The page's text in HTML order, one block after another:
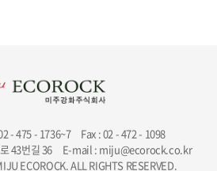
- 475 - 1736~7
Fax : 02 - 472 - 1098
43번길 36
E-mail : miju@ecorock.co.kr
ECOROCK. ALL RIGHTS RESERVED.